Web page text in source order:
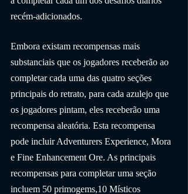
recém-adicionados.
Embora existam recompensas mais
substanciais que os jogadores receberão ao
completar cada uma das quatro seções
principais do retrato, para cada azulejo que
os jogadores pintam, eles receberão uma
recompensa aleatória. Esta recompensa
pode incluir Adventurers Experience, Mora
e Fine Enhancement Ore. As principais
recompensas para completar uma seção
incluem 50 primogems,10 Místicos